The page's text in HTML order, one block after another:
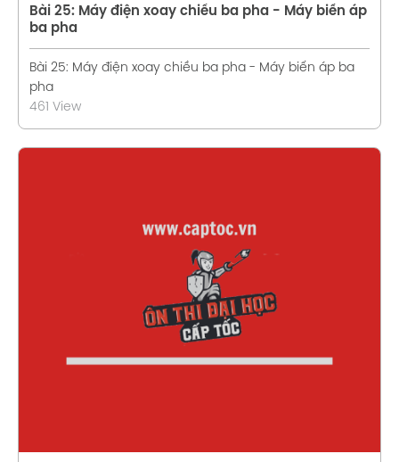
Bài 25: Máy điện xoay chiều ba pha - Máy biến áp
ba pha
Bài 25: Máy điện xoay chiều ba pha - Máy biến áp ba
pha
461 View
Xem chi tiết